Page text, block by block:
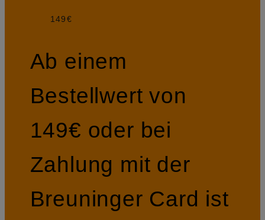
149€
Ab einem
Bestellwert von
149€ oder bei
Zahlung mit der
Breuninger Card ist